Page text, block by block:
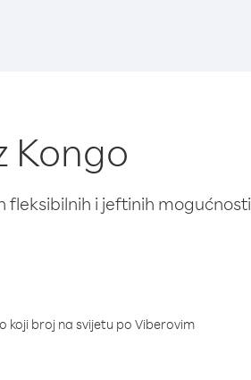
Kongo
fleksibilnih i jeftinih mogućnosti
koji broj na svijetu po Viberovim